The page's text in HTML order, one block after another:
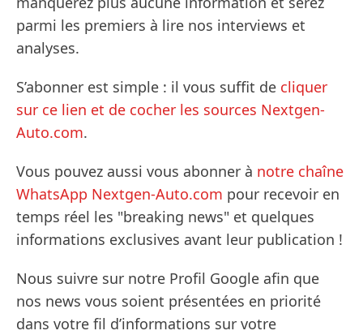
parmi les premiers à lire nos interviews et
analyses.
S’abonner est simple : il vous suffit de cliquer
sur ce lien et de cocher les sources Nextgen-
Auto.com.
Vous pouvez aussi vous abonner à notre chaîne
WhatsApp Nextgen-Auto.com pour recevoir en
temps réel les "breaking news" et quelques
informations exclusives avant leur publication !
Nous suivre sur notre Profil Google afin que
nos news vous soient présentées en priorité
dans votre fil d’informations sur votre